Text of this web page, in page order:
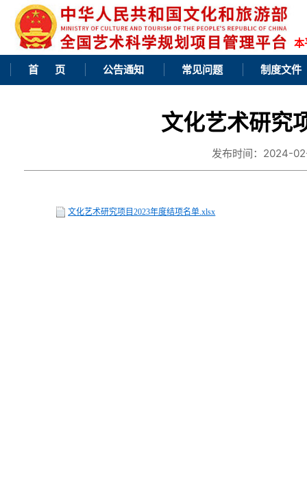
本
首 页 公告通知 常见问题 制度文件
文化艺术研究
发布时间：2024-
文化艺术研究项目2023年度结项名单.xlsx